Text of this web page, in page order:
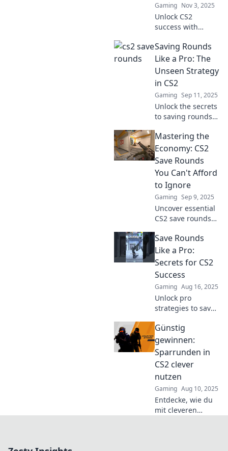
Gaming Nov 3, 2025
Unlock CS2
success with
to save rounds
and chill for a
winning strategy
that elevates your
gameplay.
Saving Rounds
Like a Pro: The
Unseen Strategy
in CS2
Gaming Sep 11, 2025
Unlock the secrets
to saving rounds
Discover strategies
that elevate your
gameplay and
leave opponents in
awe.
Mastering the
Economy: CS2
Save Rounds
You Can't Afford
to Ignore
Gaming Sep 9, 2025
Uncover essential
CS2 save rounds
your game
strategy. Don't
miss these game-
changing tactics to
master the
economy!
Save Rounds
Like a Pro:
Secrets for CS2
Success
Gaming Aug 16, 2025
Unlock pro
strategies to save
Discover top
secrets for
dominating the
game and
boosting your
success now!
Günstig
gewinnen:
Sparrunden in
CS2 clever
nutzen
Gaming Aug 10, 2025
Entdecke, wie du
mit cleveren